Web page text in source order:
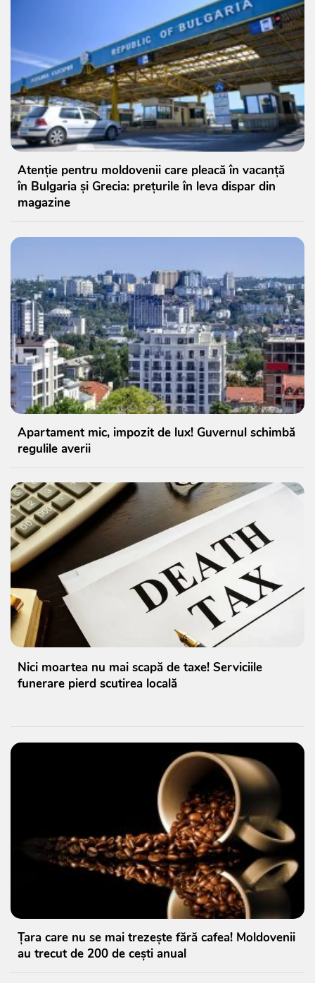
Atenție pentru moldovenii care pleacă în vacanță
în Bulgaria și Grecia: prețurile în leva dispar din
magazine
Apartament mic, impozit de lux! Guvernul schimbă
regulile averii
Nici moartea nu mai scapă de taxe! Serviciile
funerare pierd scutirea locală
Țara care nu se mai trezește fără cafea! Moldovenii
au trecut de 200 de cești anual